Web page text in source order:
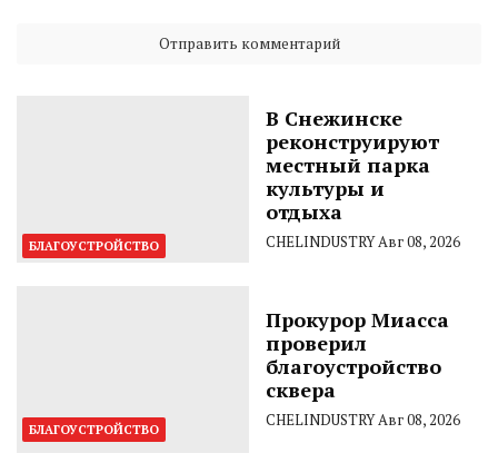
БЛАГОУСТРОЙСТВО
В Снежинске
реконструируют
местный парка
культуры и
отдыха
CHELINDUSTRYАвг 08, 2026
БЛАГОУСТРОЙСТВО
Прокурор Миасса
проверил
благоустройство
сквера
CHELINDUSTRYАвг 08, 2026